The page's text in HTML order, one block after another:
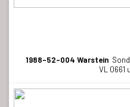
1988-52-004 Warstein
VL 0661